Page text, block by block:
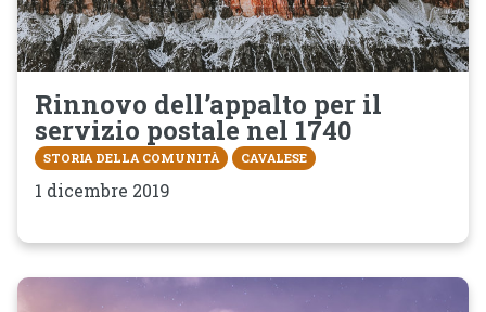
Rinnovo dell’appalto per il
servizio postale nel 1740
STORIA DELLA COMUNITÀ CAVALESE
1 dicembre 2019